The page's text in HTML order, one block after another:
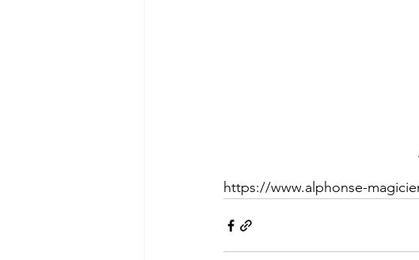
https://www.alphonse-